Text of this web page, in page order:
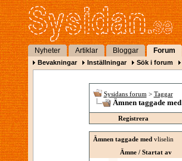
Nyheter Artiklar Bloggar Forum
Bevakningar Inställningar Sök i forum
Sysidans forum > Taggar
Ämnen taggade med
Registrera
Ämnen taggade med vliselin
Ämne / Startat av